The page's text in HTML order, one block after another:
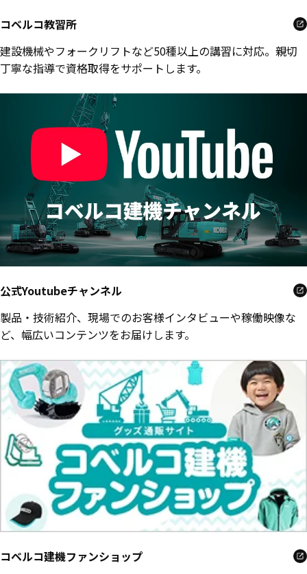
コベルコ教習所
建設機械やフォークリフトなど50種以上の講習に対応。親切
丁寧な指導で資格取得をサポートします。
公式Youtubeチャンネル
製品・技術紹介、現場でのお客様インタビューや稼働映像な
ど、幅広いコンテンツをお届けします。
コベルコ建機ファンショップ